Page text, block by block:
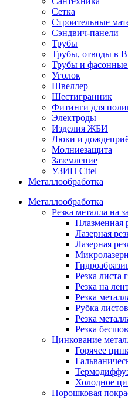
Сетка
Строительные
Сэндвич-панели
Трубы
Трубы, отводы в
Трубы и
Уголок
Швеллер
Шестигранник
Фитинги для
Электроды
Изделия ЖБИ
Люки и
Молниезащита
Заземление
УЗИП Citel
Металлообработка
Металлообработка
Резка металла на
Плазменная
Лазерная
Лазерная
Резка листа
Резка на
Резка
Рубка
Резка
Резка
Цинкование
Горячее
Холодное
Порошковая